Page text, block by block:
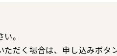
。
だく場合は、申し込みボタ